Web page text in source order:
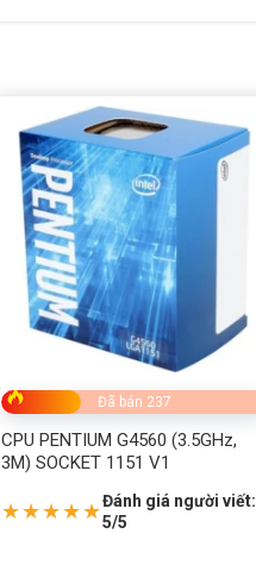
Đã bán 237
CPU PENTIUM G4560 (3.5GHz,
3M) SOCKET 1151 V1
★★★★★Đánh giá người viết:
5/5